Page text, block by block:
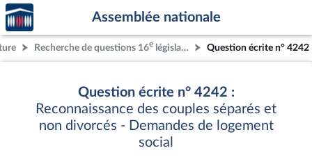
Aller au contenu
Aller en bas de la page
Accèder
à la
page
d'accueil
Assemblée nationale
Recherche de questions 16e législature Question écrite n° 4242
Question écrite n° 4242 :
Reconnaissance des couples séparés et
non divorcés - Demandes de logement
social